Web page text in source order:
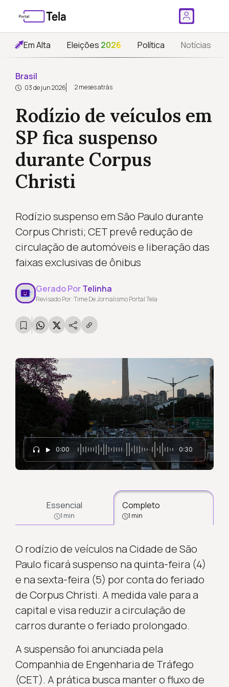
Em Alta Eleições 2026 Política Notícias
Brasil
03 de jun 2026 2 meses atrás
Rodízio de veículos em
SP fica suspenso
durante Corpus
Christi
Rodízio suspenso em São Paulo durante
Corpus Christi; CET prevê redução de
circulação de automóveis e liberação das
faixas exclusivas de ônibus
Gerado PorTelinha
Revisado Por: Time De Jornalismo Portal Tela
0:00 0:30
Essencial
1 min
Completo
1 min
O rodízio de veículos na Cidade de São
Paulo ficará suspenso na quinta-feira (4)
e na sexta-feira (5) por conta do feriado
de Corpus Christi. A medida vale para a
capital e visa reduzir a circulação de
carros durante o feriado prolongado.
A suspensão foi anunciada pela
Companhia de Engenharia de Tráfego
(CET). A prática busca manter o fluxo de